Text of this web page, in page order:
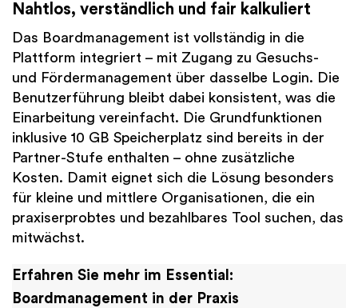
Nahtlos, verständlich und fair kalkuliert
Das Boardmanagement ist vollständig in die
Plattform integriert – mit Zugang zu Gesuchs-
und Fördermanagement über dasselbe Login. Die
Benutzerführung bleibt dabei konsistent, was die
Einarbeitung vereinfacht. Die Grundfunktionen
inklusive 10 GB Speicherplatz sind bereits in der
Partner-Stufe enthalten – ohne zusätzliche
Kosten. Damit eignet sich die Lösung besonders
für kleine und mittlere Organisationen, die ein
praxiserprobtes und bezahlbares Tool suchen, das
mitwächst.
Erfahren Sie mehr im Essential:
Boardmanagement in der Praxis